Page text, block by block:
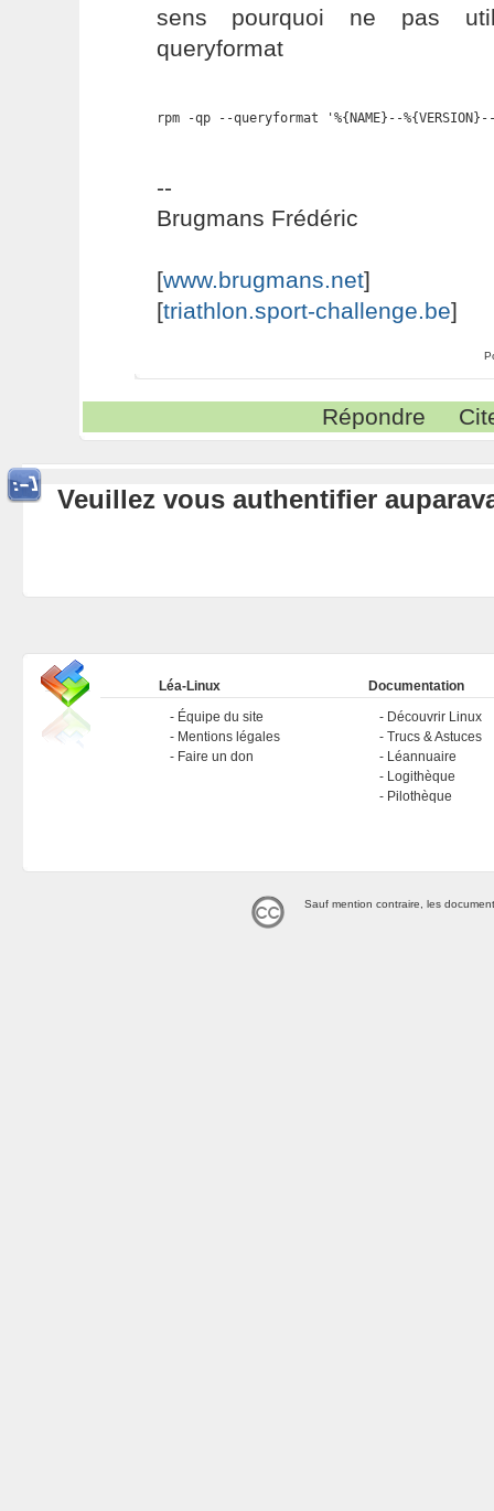
sens pourquoi ne pas
queryformat
rpm -qp --queryformat '%{NAME}--
--
Brugmans Frédéric
[www.brugmans.net]
[triathlon.sport-challenge.be]
Répondre
Veuillez vous authentifier
Léa-Linux
Équipe du site
Mentions légales
Faire un don
Documentation
Découvrir Linux
Trucs & Astuces
Léannuaire
Logithèque
Pilothèque
Sauf mention contraire, les